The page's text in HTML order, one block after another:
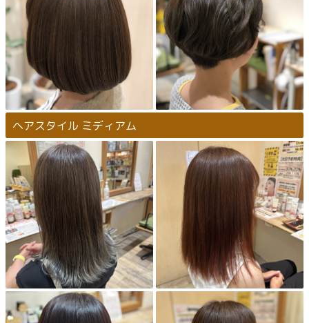
ヘアスタイル ミディアム